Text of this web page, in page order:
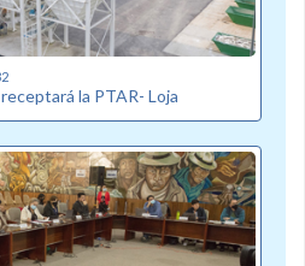
la PTAR- Loja